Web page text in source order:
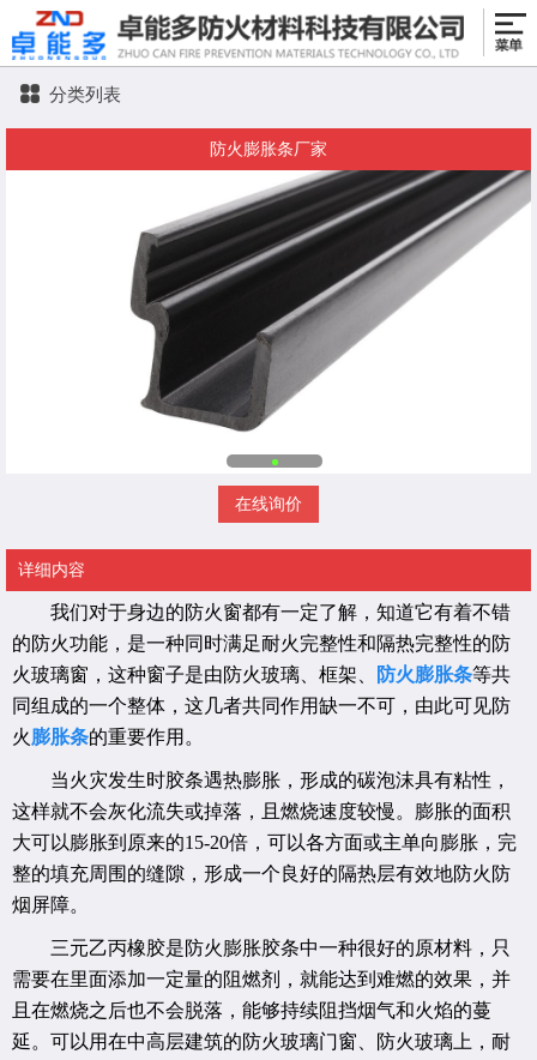
分类列表
防火膨胀条厂家
在线询价
详细内容
我们对于身边的防火窗都有一定了解，知道它有着不错
的防火功能，是一种同时满足耐火完整性和隔热完整性的防
火玻璃窗，这种窗子是由防火玻璃、框架、
防火膨胀条等共
同组成的一个整体，这几者共同作用缺一不可，由此可见防
火膨胀条的重要作用。
当火灾发生时胶条遇热膨胀，形成的碳泡沫具有粘性，
这样就不会灰化流失或掉落，且燃烧速度较慢。膨胀的面积
大可以膨胀到原来的15-20倍，可以各方面或主单向膨胀，完
整的填充周围的缝隙，形成一个良好的隔热层有效地防火防
烟屏障。
三元乙丙橡胶是防火膨胀胶条中一种很好的原材料，只
需要在里面添加一定量的阻燃剂，就能达到难燃的效果，并
且在燃烧之后也不会脱落，能够持续阻挡烟气和火焰的蔓
延。可以用在中高层建筑的防火玻璃门窗、防火玻璃上，耐